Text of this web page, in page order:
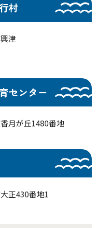
村
津
センター
月が丘1480番地
正430番地1